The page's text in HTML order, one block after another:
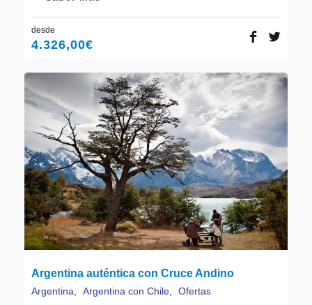
desde
4.326,00€
Argentina auténtica con Cruce Andino
Argentina Argentina con Chile
Ofertas